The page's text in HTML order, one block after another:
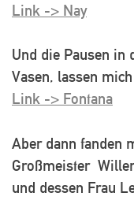
Link -> Nay
Und die Pausen in
Vasen, lassen
Link -> Fontana
Aber dann fanden
Großmeister
und dessen Frau